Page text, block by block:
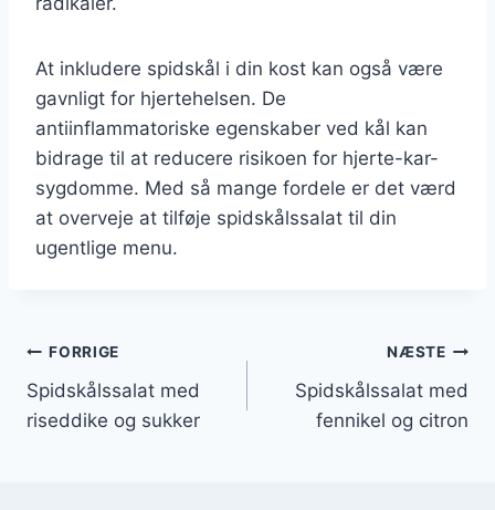
At inkludere spidskål i din kost kan også være
gavnligt for hjertehelsen. De
antiinflammatoriske egenskaber ved kål kan
bidrage til at reducere risikoen for hjerte-kar-
sygdomme. Med så mange fordele er det værd
at overveje at tilføje spidskålssalat til din
ugentlige menu.
Indlægsnavigation
FORRIGE
Spidskålssalat med
riseddike og sukker
NÆSTE
Spidskålssalat med
fennikel og citron